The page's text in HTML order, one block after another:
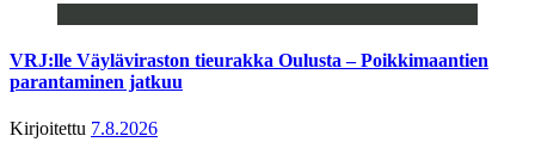
VRJ:lle Väyläviraston tieurakka Oulusta – Poikkimaantien
parantaminen jatkuu
Kirjoitettu 7.8.2026